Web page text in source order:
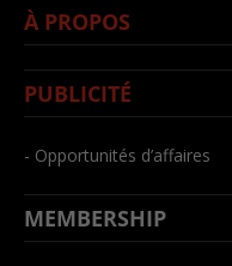
À PROPOS
PUBLICITÉ
- Opportunités d’affaires
MEMBERSHIP